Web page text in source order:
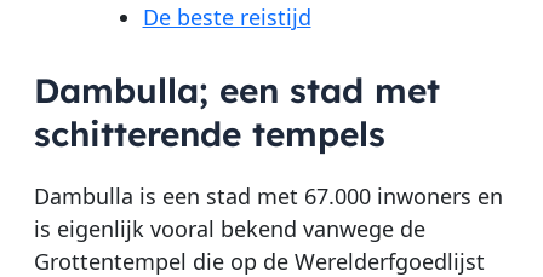
De beste reistijd
Dambulla; een stad met
schitterende tempels
Dambulla is een stad met 67.000 inwoners en
is eigenlijk vooral bekend vanwege de
Grottentempel die op de Werelderfgoedlijst